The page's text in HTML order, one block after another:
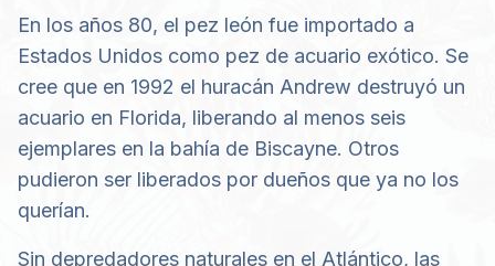
En los años 80, el pez león fue importado a
Estados Unidos como pez de acuario exótico. Se
cree que en 1992 el huracán Andrew destruyó un
acuario en Florida, liberando al menos seis
ejemplares en la bahía de Biscayne. Otros
pudieron ser liberados por dueños que ya no los
querían.
Sin depredadores naturales en el Atlántico, las